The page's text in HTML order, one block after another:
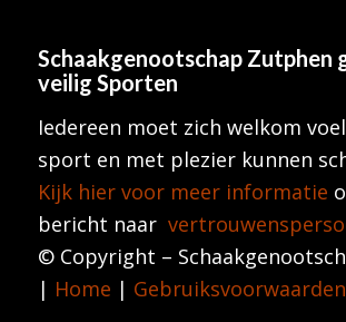
Schaakgenootschap Zutphen
veilig Sporten
Iedereen moet zich welkom
sport en met plezier kunnen
Kijk hier voor meer informatie
bericht naar
© Copyright –
| Home | Gebruiksvoorwaarden